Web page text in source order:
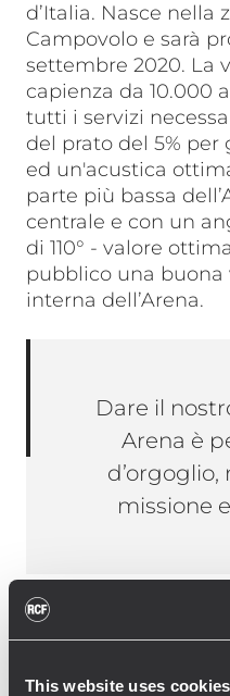
This website uses cookies
d’Italia. Nasce nella
Campovolo e sarà
settembre 2020. La
capienza da 10.000
tutti i servizi
del prato del 5%
ed un'acustica
parte più bassa
centrale e con un
di 110° - valore
pubblico una buona
interna dell’Arena.
Dare il
Arena è
missione
musica di artisti